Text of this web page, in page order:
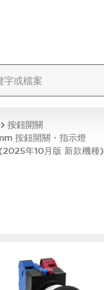
按鈕開關
按鈕開關・指示燈
年10月版 新款機種)